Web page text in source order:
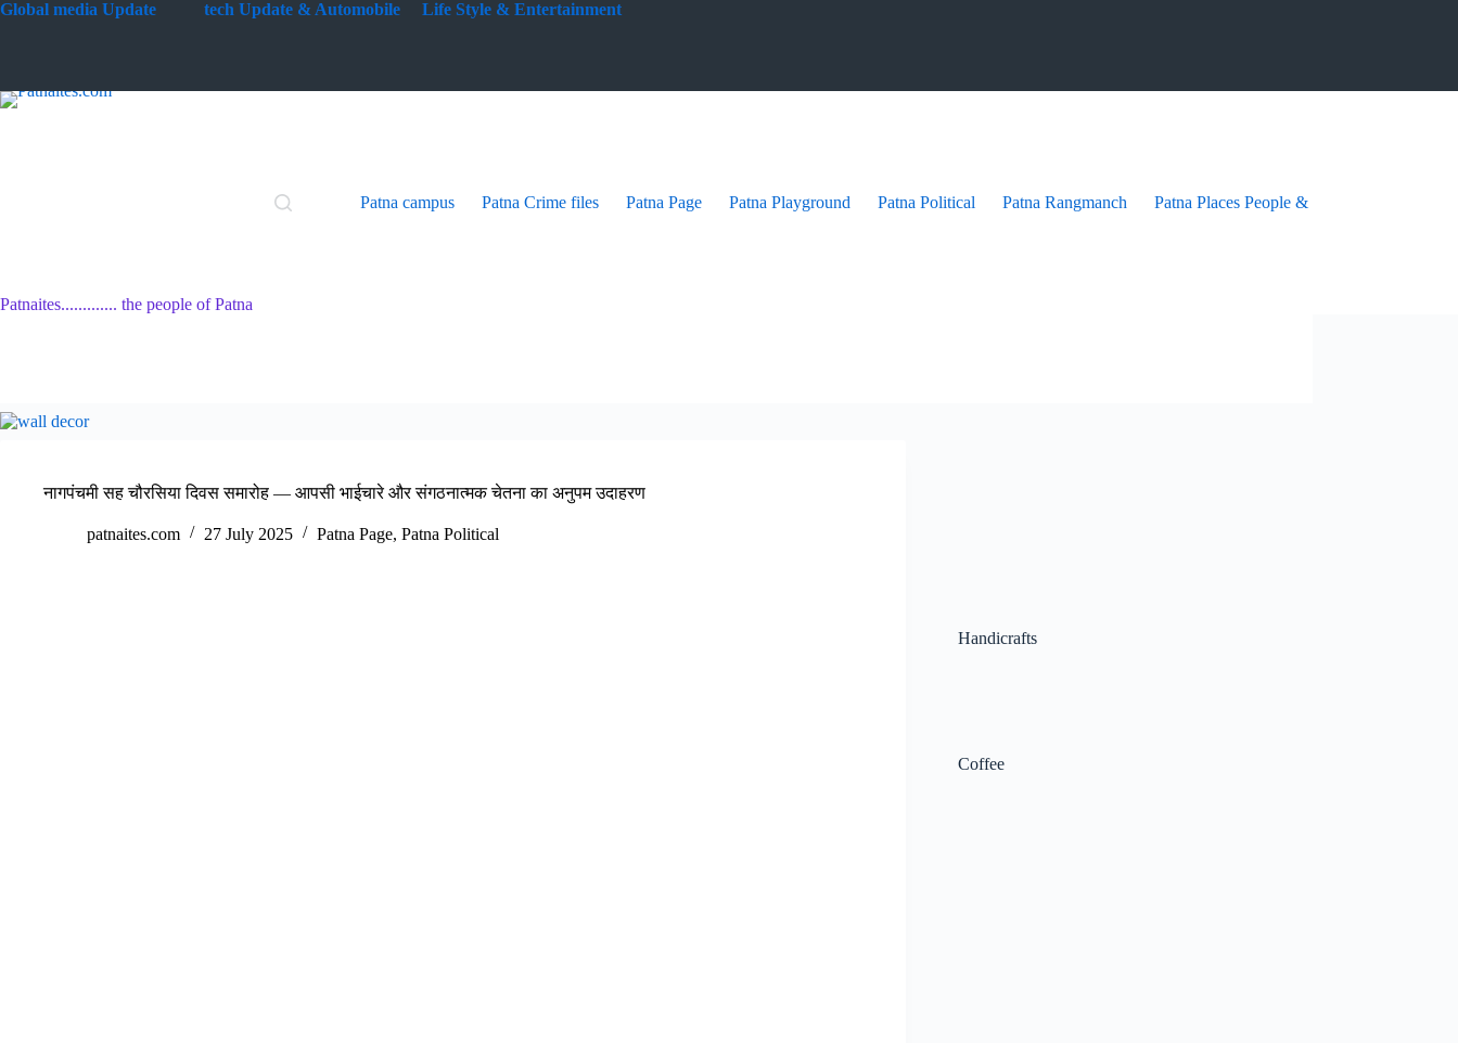
Skip
Global media Update tech Update & Automobile Life Style & Entertainment
Patnaites............. the people of Patna
Patna campus Patna Crime files Patna Page Patna Playground Patna Political Patna Rangmanch Patna Places People & festives
नागपंचमी सह चौरसिया दिवस समारोह — आपसी भाईचारे और संगठनात्मक चेतना का अनुपम उदाहरण
patnaites.com 27 July 2025 Patna Page, Patna Political
Handicrafts
Coffee